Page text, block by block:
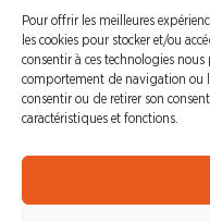
Pour offrir les meilleures
les cookies pour stocker et/ou
consentir à ces technologies
comportement de navigation ou
consentir ou de retirer son
caractéristiques et fonctions.